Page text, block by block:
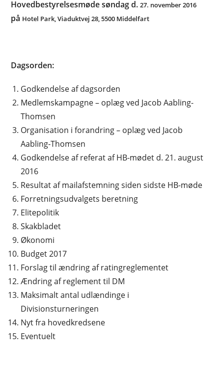
Hovedbestyrelsesmøde søndag d.27. november 2016
på Hotel Park, Viaduktvej 28, 5500 Middelfart
Dagsorden:
Godkendelse af dagsorden
Medlemskampagne – oplæg ved Jacob Aabling-
Thomsen
Organisation i forandring – oplæg ved Jacob
Aabling-Thomsen
Godkendelse af referat af HB-mødet d. 21. august
2016
Resultat af mailafstemning siden sidste HB-møde
Forretningsudvalgets beretning
Elitepolitik
Skakbladet
Økonomi
Budget 2017
Forslag til ændring af ratingreglementet
Ændring af reglement til DM
Maksimalt antal udlændinge i
Divisionsturneringen
Nyt fra hovedkredsene
Eventuelt